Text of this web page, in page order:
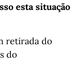
esta situação
retirada do
do